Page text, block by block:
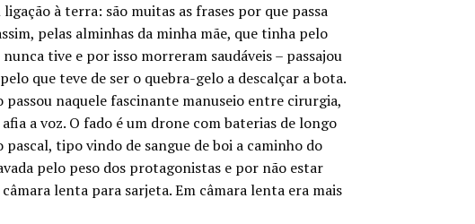
à terra: são muitas as frases por que passa
pelas alminhas da minha mãe, que tinha pelo
tive e por isso morreram saudáveis – passajou
que teve de ser o quebra-gelo a descalçar a bota.
naquele fascinante manuseio entre cirurgia,
a voz. O fado é um drone com baterias de longo
tipo vindo de sangue de boi a caminho do
pelo peso dos protagonistas e por não estar
lenta para sarjeta. Em câmara lenta era mais